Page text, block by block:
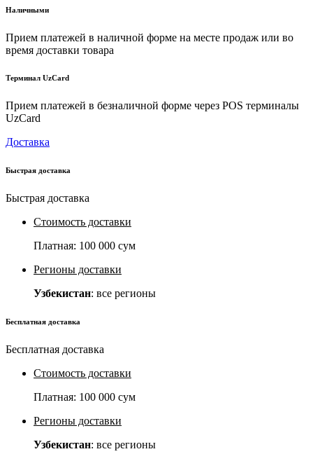
Наличными
Прием платежей в наличной форме на месте продаж или во
время доставки товара
Терминал UzCard
Прием платежей в безналичной форме через POS терминалы
UzCard
Доставка
Быстрая доставка
Быстрая доставка
Стоимость доставки
Платная: 100 000 сум
Регионы доставки
Узбекистан: все регионы
Бесплатная доставка
Бесплатная доставка
Стоимость доставки
Платная: 100 000 сум
Регионы доставки
Узбекистан: все регионы